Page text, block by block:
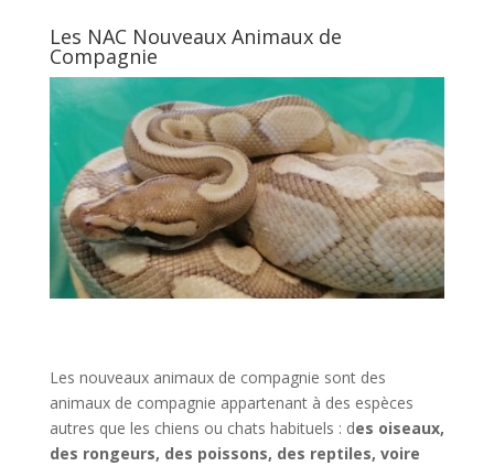
Les NAC Nouveaux Animaux de
Compagnie
Les nouveaux animaux de compagnie sont des
animaux de compagnie appartenant à des espèces
autres que les chiens ou chats habituels : des oiseaux,
des rongeurs, des poissons, des reptiles, voire